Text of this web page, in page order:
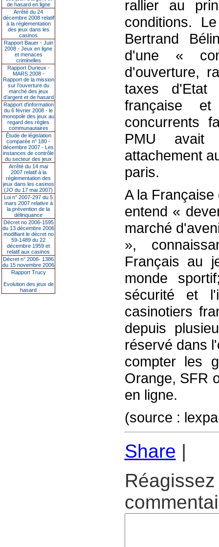
de hasard en ligne
Arrêté du 24
décembre 2008 relatif
à la réglementation
des jeux dans les
casinos
Rapport Bauer - Juin
2008 - Jeux en ligne
et menaces
criminelles
Rapport Durieux -
MARS 2008 -
Rapport de la mission
sur l’ouverture du
marché des jeux
d’argent et de hasard
Rapport d'information
du 6 février 2008 - le
monopole des jeux au
regard des règles
communautaires
Étude de législation
comparée n° 180 -
décembre 2007 - Les
instances de contrôle
du secteur des jeux
Arrêté du 14 mai
2007 relatif à la
réglementation des
jeux dans les casinos
(JO du 17 mai 2007)
Loi n° 2007-297 du 5
mars 2007 relative à
la prévention de la
délinquance
Décret no 2006-1595
du 13 décembre 2006
modifiant le décret no
59-1489 du 22
décembre 1959 et
relatif aux casinos
Décret n° 2006- 1386
du 15 novembre 2006
Rapport Trucy
Evolution des jeux de
hasard
rallier au
conditions.
Bertrand
d'une «
d'ouverture,
taxes d'Etat
française
concurrents
PMU avait
attachement
paris.
A la
entend «
marché
»,
Français au
monde
sécurité et
casinotiers
depuis
réservé dans
compter les
Orange, SFR
en ligne.
(source :
Share |